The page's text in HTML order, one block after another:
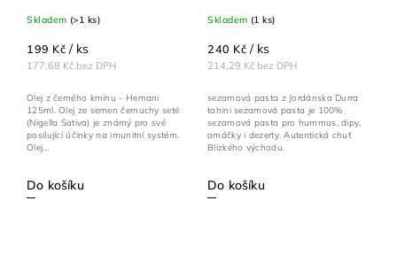
Skladem (>1 ks)
177,68 Kč bez DPH
199 Kč / ks
Do košíku
Olej z černého kmínu - Hemani
125ml. Olej ze semen černuchy seté
(Nigella Sativa) je známý pro své
posilující účinky na imunitní systém.
Olej...
Skladem (1 ks)
214,29 Kč bez DPH
240 Kč / ks
Do košíku
sezamová pasta z Jordánska Durra
tahini sezamová pasta je 100%
sezamová pasta pro hummus, dipy,
omáčky i dezerty. Autentická chuť
Blízkého východu.